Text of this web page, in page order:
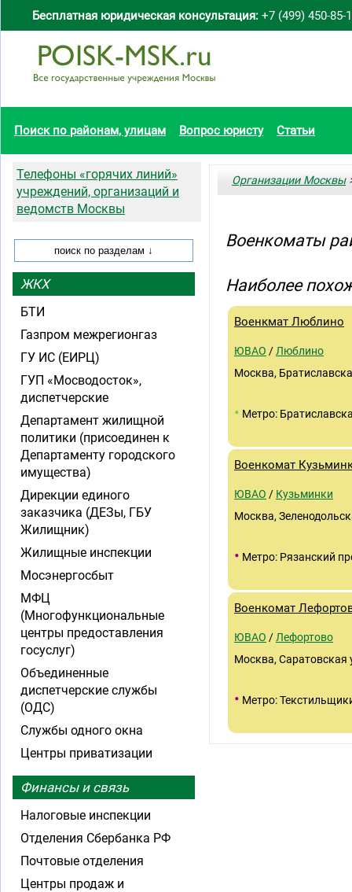
Бесплатная юридическая консультация: +7 (499) 450-85-
Поиск по районам, улицам Вопрос юристу Статьи
Организации Москвы
Военкоматы
Наиболее
Военкмат Люблино
ЮВАО / Люблино
Москва,
• Метро:
Военкомат
ЮВАО / Кузьминки
Москва,
• Метро: Рязанский
Военкомат
ЮВАО / Лефортово
Москва, Саратовская
• Метро:
Телефоны «горячих линий»
учреждений, организаций и
ведомств Москвы
ЖКХ
БТИ
Газпром межрегионгаз
ГУ ИС (ЕИРЦ)
ГУП «Мосводосток»,
диспетчерские
Департамент жилищной
политики (присоединен к
Департаменту городского
имущества)
Дирекции единого
заказчика (ДЕЗы, ГБУ
Жилищник)
Жилищные инспекции
Мосэнергосбыт
МФЦ
(Многофункциональные
центры предоставления
госуслуг)
Объединенные
диспетчерские службы
(ОДС)
Службы одного окна
Центры приватизации
Финансы и связь
Налоговые инспекции
Отделения Сбербанка РФ
Почтовые отделения
Центры продаж и